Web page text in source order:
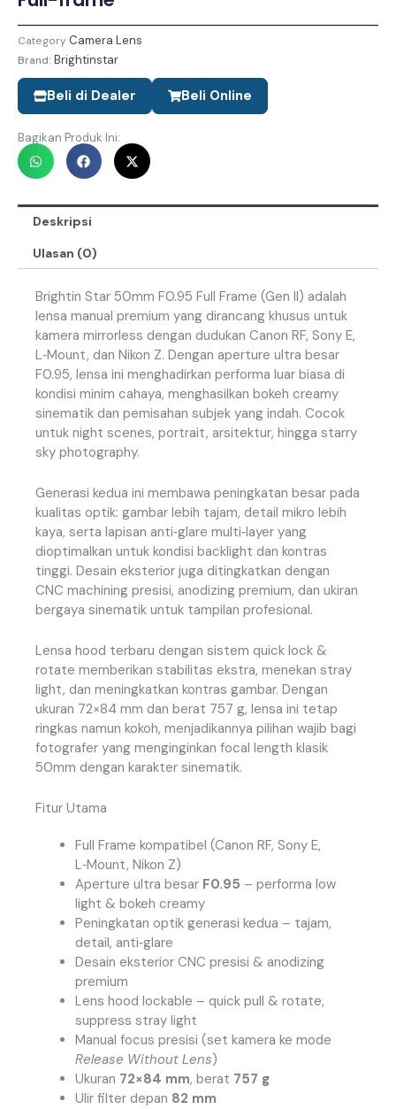
Category Camera Lens
Brand: Brightinstar
Beli di Dealer Beli Online
Bagikan Produk Ini:
Deskripsi
Ulasan (0)
Brightin Star 50mm F0.95 Full Frame (Gen II) adalah
lensa manual premium yang dirancang khusus untuk
kamera mirrorless dengan dudukan Canon RF, Sony E,
L‑Mount, dan Nikon Z. Dengan aperture ultra besar
F0.95, lensa ini menghadirkan performa luar biasa di
kondisi minim cahaya, menghasilkan bokeh creamy
sinematik dan pemisahan subjek yang indah. Cocok
untuk night scenes, portrait, arsitektur, hingga starry
sky photography.
Generasi kedua ini membawa peningkatan besar pada
kualitas optik: gambar lebih tajam, detail mikro lebih
kaya, serta lapisan anti‑glare multi‑layer yang
dioptimalkan untuk kondisi backlight dan kontras
tinggi. Desain eksterior juga ditingkatkan dengan
CNC machining presisi, anodizing premium, dan ukiran
bergaya sinematik untuk tampilan profesional.
Lensa hood terbaru dengan sistem quick lock &
rotate memberikan stabilitas ekstra, menekan stray
light, dan meningkatkan kontras gambar. Dengan
ukuran 72×84 mm dan berat 757 g, lensa ini tetap
ringkas namun kokoh, menjadikannya pilihan wajib bagi
fotografer yang menginginkan focal length klasik
50mm dengan karakter sinematik.
Fitur Utama
Full Frame kompatibel (Canon RF, Sony E,
L‑Mount, Nikon Z)
Aperture ultra besar F0.95 – performa low
light & bokeh creamy
Peningkatan optik generasi kedua – tajam,
detail, anti‑glare
Desain eksterior CNC presisi & anodizing
premium
Lens hood lockable – quick pull & rotate,
suppress stray light
Manual focus presisi (set kamera ke mode
Release Without Lens)
Ukuran 72×84 mm, berat 757 g
Ulir filter depan 82 mm